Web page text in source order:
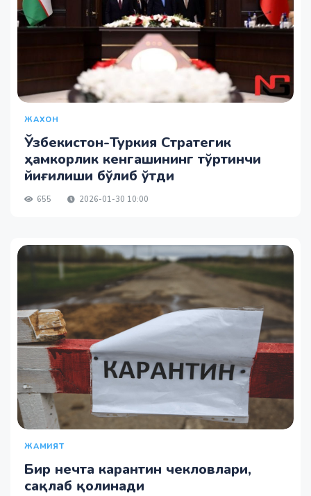
ЖАХОН
Ўзбекистон-Туркия Стратегик
ҳамкорлик кенгашининг тўртинчи
йиғилиши бўлиб ўтди
655 2026-01-30 10:00
ЖАМИЯТ
Бир нечта карантин чекловлари,
сақлаб қолинади